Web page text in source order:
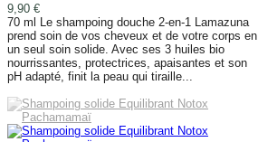
9,90 €
70 ml Le shampoing douche 2-en-1 Lamazuna
prend soin de vos cheveux et de votre corps en
un seul soin solide. Avec ses 3 huiles bio
nourrissantes, protectrices, apaisantes et son
pH adapté, finit la peau qui tiraille...